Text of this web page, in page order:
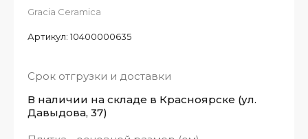
Gracia Ceramica
Артикул:10400000635
Срок отгрузки и доставки
В наличии на складе в Красноярске (ул.
Давыдова, 37)